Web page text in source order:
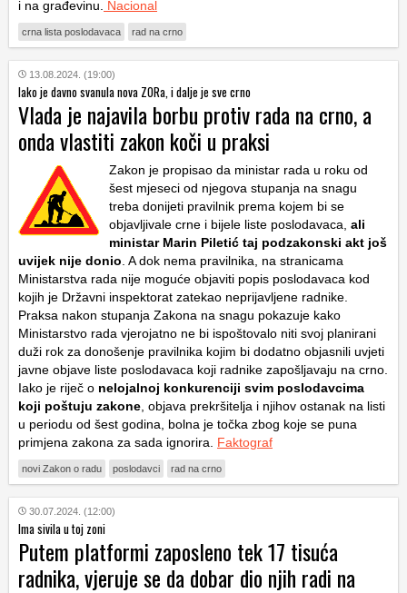
i na građevinu.
Nacional
crna lista poslodavaca rad na crno
13.08.2024. (19:00)
Iako je davno svanula nova ZORa, i dalje je sve crno
Vlada je najavila borbu protiv rada na crno, a
onda vlastiti zakon koči u praksi
Zakon je propisao da ministar rada u roku od
šest mjeseci od njegova stupanja na snagu
treba donijeti pravilnik prema kojem bi se
objavljivale crne i bijele liste poslodavaca, ali
ministar Marin Piletić taj podzakonski akt još
uvijek nije donio . A dok nema pravilnika, na stranicama
Ministarstva rada nije moguće objaviti popis poslodavaca kod
kojih je Državni inspektorat zatekao neprijavljene radnike.
Praksa nakon stupanja Zakona na snagu pokazuje kako
Ministarstvo rada vjerojatno ne bi ispoštovalo niti svoj planirani
duži rok za donošenje pravilnika kojim bi dodatno objasnili uvjeti
javne objave liste poslodavaca koji radnike zapošljavaju na crno.
Iako je riječ o nelojalnoj konkurenciji svim poslodavcima
koji poštuju zakone , objava prekršitelja i njihov ostanak na listi
u periodu od šest godina, bolna je točka zbog koje se puna
primjena zakona za sada ignorira. Faktograf
novi Zakon o radu poslodavci rad na crno
30.07.2024. (12:00)
Ima sivila u toj zoni
Putem platformi zaposleno tek 17 tisuća
radnika, vjeruje se da dobar dio njih radi na